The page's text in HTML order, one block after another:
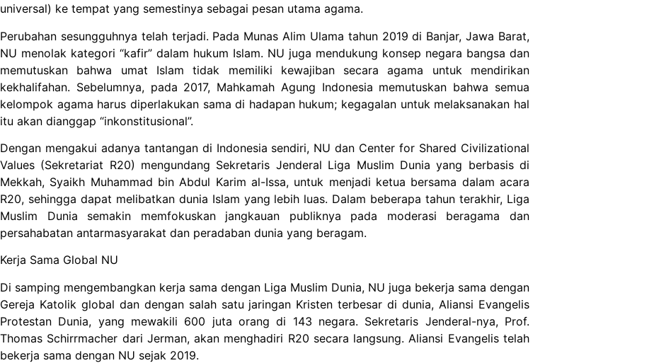
universal) ke tempat yang semestinya sebagai pesan utama agama.
Perubahan sesungguhnya telah terjadi. Pada Munas Alim Ulama tahun 2019 di Banjar, Jawa Barat,
NU menolak kategori “kafir” dalam hukum Islam. NU juga mendukung konsep negara bangsa dan
memutuskan bahwa umat Islam tidak memiliki kewajiban secara agama untuk mendirikan
kekhalifahan. Sebelumnya, pada 2017, Mahkamah Agung Indonesia memutuskan bahwa semua
kelompok agama harus diperlakukan sama di hadapan hukum; kegagalan untuk melaksanakan hal
itu akan dianggap “inkonstitusional”.
Dengan mengakui adanya tantangan di Indonesia sendiri, NU dan Center for Shared Civilizational
Values (Sekretariat R20) mengundang Sekretaris Jenderal Liga Muslim Dunia yang berbasis di
Mekkah, Syaikh Muhammad bin Abdul Karim al-Issa, untuk menjadi ketua bersama dalam acara
R20, sehingga dapat melibatkan dunia Islam yang lebih luas. Dalam beberapa tahun terakhir, Liga
Muslim Dunia semakin memfokuskan jangkauan publiknya pada moderasi beragama dan
persahabatan antarmasyarakat dan peradaban dunia yang beragam.
Kerja Sama Global NU
Di samping mengembangkan kerja sama dengan Liga Muslim Dunia, NU juga bekerja sama dengan
Gereja Katolik global dan dengan salah satu jaringan Kristen terbesar di dunia, Aliansi Evangelis
Protestan Dunia, yang mewakili 600 juta orang di 143 negara. Sekretaris Jenderal-nya, Prof.
Thomas Schirrmacher dari Jerman, akan menghadiri R20 secara langsung. Aliansi Evangelis telah
bekerja sama dengan NU sejak 2019.